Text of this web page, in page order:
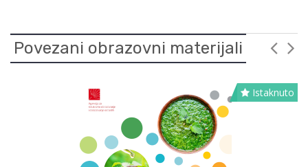
Povezani obrazovni materijali
Istaknuto